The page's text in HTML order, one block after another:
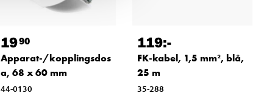
1990
Apparat-/kopplingsdos
a, 68 x 60 mm
44-0130
119:-
FK-kabel, 1,5 mm², blå,
25 m
35-288